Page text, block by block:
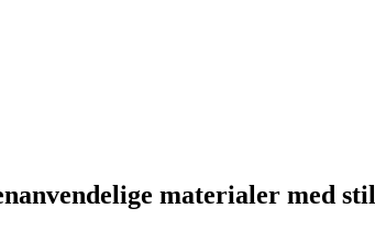
materialer med stil